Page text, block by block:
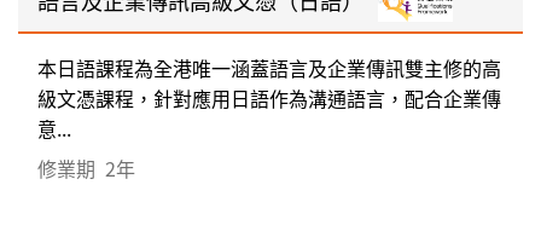
本日語課程為全港唯一涵蓋語言及企業傳訊雙主修的高
級文憑課程，針對應用日語作為溝通語言，配合企業傳
意...
修業期 2年